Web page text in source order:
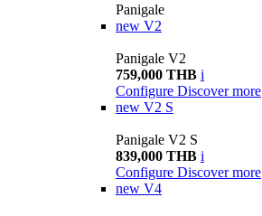
Panigale
new V2
Panigale V2
759,000 THB i
Configure Discover more
new V2 S
Panigale V2 S
839,000 THB i
Configure Discover more
new V4